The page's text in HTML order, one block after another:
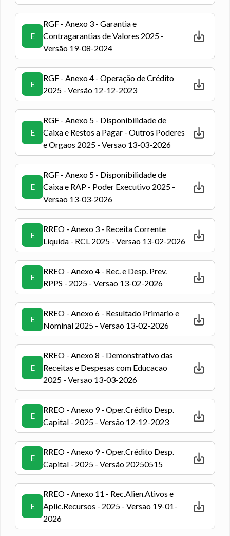
E
RGF - Anexo 3 - Garantia e
Contragarantias de Valores 2025 -
Versão 19-08-2024
E
RGF - Anexo 4 - Operação de Crédito
2025 - Versão 12-12-2023
E
RGF - Anexo 5 - Disponibilidade de
Caixa e Restos a Pagar - Outros Poderes
e Orgaos 2025 - Versao 13-03-2026
E
RGF - Anexo 5 - Disponibilidade de
Caixa e RAP - Poder Executivo 2025 -
Versao 13-03-2026
E
RREO - Anexo 3 - Receita Corrente
Liquida - RCL 2025 - Versao 13-02-2026
E
RREO - Anexo 4 - Rec. e Desp. Prev.
RPPS - 2025 - Versao 13-02-2026
E
RREO - Anexo 6 - Resultado Primario e
Nominal 2025 - Versao 13-02-2026
E
RREO - Anexo 8 - Demonstrativo das
Receitas e Despesas com Educacao
2025 - Versao 13-03-2026
E
RREO - Anexo 9 - Oper.Crédito Desp.
Capital - 2025 - Versão 12-12-2023
E
RREO - Anexo 9 - Oper.Crédito Desp.
Capital - 2025 - Versão 20250515
E
RREO - Anexo 11 - Rec.Alien.Ativos e
Aplic.Recursos - 2025 - Versao 19-01-
2026